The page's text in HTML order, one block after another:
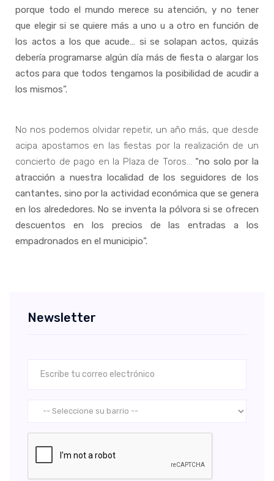
porque todo el mundo merece su atención, y no tener
que elegir si se quiere más a uno u a otro en función de
los actos a los que acude… si se solapan actos, quizás
debería programarse algún día más de fiesta o alargar los
actos para que todos tengamos la posibilidad de acudir a
los mismos”.
No nos podemos olvidar repetir, un año más, que desde
acipa apostamos en las fiestas por la realización de un
concierto de pago en la Plaza de Toros… “no solo por la
atracción a nuestra localidad de los seguidores de los
cantantes, sino por la actividad económica que se genera
en los alrededores. No se inventa la pólvora si se ofrecen
descuentos en los precios de las entradas a los
empadronados en el municipio”.
Newsletter